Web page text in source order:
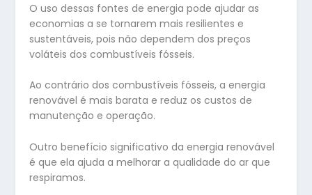
O uso dessas fontes de energia pode ajudar as
economias a se tornarem mais resilientes e
sustentáveis, pois não dependem dos preços
voláteis dos combustíveis fósseis.
Ao contrário dos combustíveis fósseis, a energia
renovável é mais barata e reduz os custos de
manutenção e operação.
Outro benefício significativo da energia renovável
é que ela ajuda a melhorar a qualidade do ar que
respiramos.